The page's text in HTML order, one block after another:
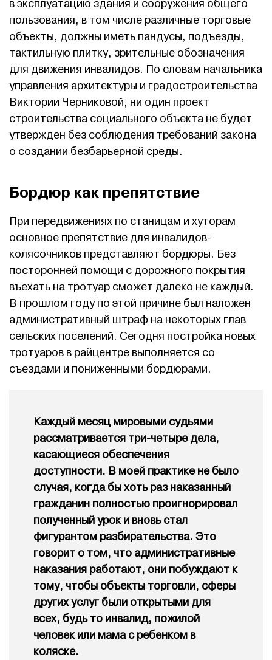
в эксплуатацию здания и сооружения общего
пользования, в том числе различные торговые
объекты, должны иметь пандусы, подъезды,
тактильную плитку, зрительные обозначения
для движения инвалидов. По словам начальника
управления архитектуры и градостроительства
Виктории Черниковой, ни один проект
строительства социального объекта не будет
утвержден без соблюдения требований закона
о создании безбарьерной среды.
Бордюр как препятствие
При передвижениях по станицам и хуторам
основное препятствие для инвалидов-
колясочников представляют бордюры. Без
посторонней помощи с дорожного покрытия
въехать на тротуар сможет далеко не каждый.
В прошлом году по этой причине был наложен
административный штраф на некоторых глав
сельских поселений. Сегодня постройка новых
тротуаров в райцентре выполняется со
съездами и пониженными бордюрами.
Каждый месяц мировыми судьями
рассматривается три-четыре дела,
касающиеся обеспечения
доступности. В моей практике не было
случая, когда бы хоть раз наказанный
гражданин полностью проигнорировал
полученный урок и вновь стал
фигурантом разбирательства. Это
говорит о том, что административные
наказания работают, они побуждают к
тому, чтобы объекты торговли, сферы
других услуг были открытыми для
всех, будь то инвалид, пожилой
человек или мама с ребенком в
коляске.